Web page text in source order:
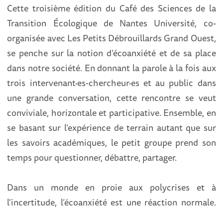
Cette troisième édition du Café des Sciences de la
Transition Écologique de Nantes Université, co-
organisée avec Les Petits Débrouillards Grand Ouest,
se penche sur la notion d’écoanxiété et de sa place
dans notre société. En donnant la parole à la fois aux
trois intervenant·es-chercheur·es et au public dans
une grande conversation, cette rencontre se veut
conviviale, horizontale et participative. Ensemble, en
se basant sur l’expérience de terrain autant que sur
les savoirs académiques, le petit groupe prend son
temps pour questionner, débattre, partager.
Dans un monde en proie aux polycrises et à
l'incertitude, l’écoanxiété est une réaction normale.